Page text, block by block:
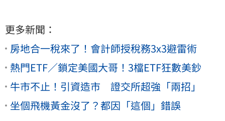
更多新聞：
房地合一稅來了！會計師授稅務3x3避雷術
熱門ETF／鎖定美國大哥！3檔ETF狂數美鈔
牛市不止！引資造市 證交所超強「兩招」
坐個飛機黃金沒了？都因「這個」錯誤